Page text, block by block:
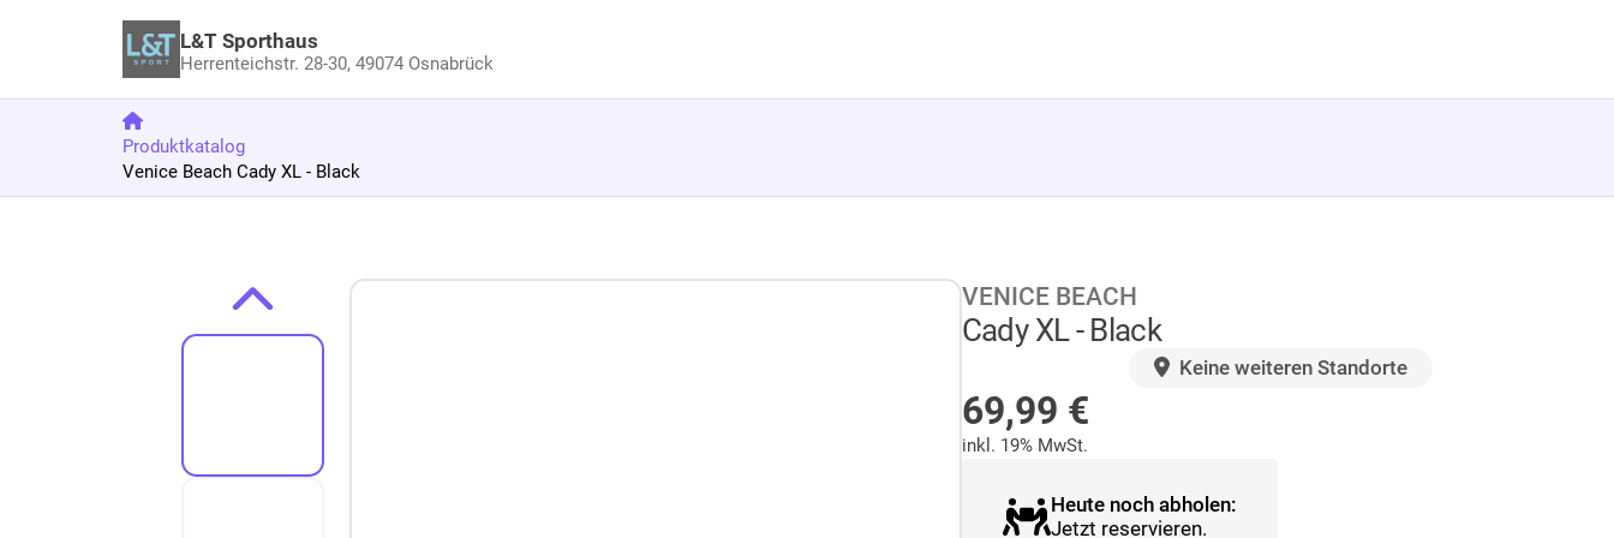
L&T Sporthaus
Herrenteichstr. 28-30,49074 Osnabrück
Produktkatalog
Venice Beach Cady XL - Black
Zur Produktbeschreibung springen VENICE BEACH
Cady XL - Black
Keine weiteren Standorte
69,99 €
inkl. 19% MwSt.
Heute noch abholen:
Jetzt reservieren.